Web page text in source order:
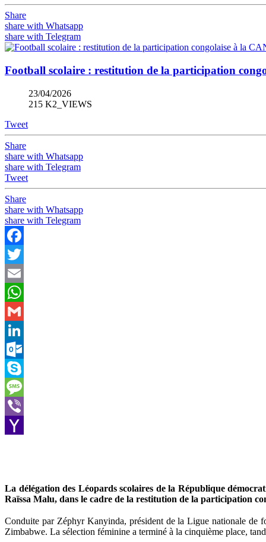
Share
share with Whatsapp
share with Telegram
Football scolaire : restitution de la participation
23/04/2026
215 K2_VIEWS
Tweet
Share
share with Whatsapp
share with Telegram
Tweet
Share
share with Whatsapp
share with Telegram
Facebook
Twitter
Email
WhatsApp
Gmail
LinkedIn
Outlook.com
Skype
Message
Viber
La délégation des Léopards scolaires de la République
Raïssa Malu, dans le cadre de la restitution de la participation
Conduite par Zéphyr Kanyinda, président de la Ligue nationale de
Zimbabwe. La sélection féminine a terminé à la cinquième place,